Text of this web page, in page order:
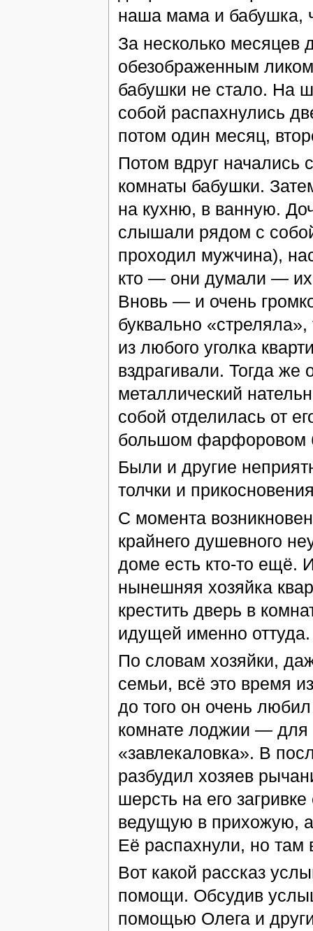
наша мама и бабушка,
За несколько месяцев
обезображенным
бабушки не стало. На
собой распахнулись
потом один месяц,
Потом вдруг начались
комнаты бабушки.
на кухню, в ванную.
слышали рядом с
проходил мужчина),
кто — они думали — их
Вновь — и очень
буквально
из любого уголка
вздрагивали. Тогда
металлический
собой отделилась от
большом фарфоровом
Были и другие
толчки и
С момента
крайнего душевного
доме есть кто-то ещё.
нынешняя хозяйка
крестить дверь в
идущей именно оттуда.
По словам хозяйки,
семьи, всё это время
до того он очень
комнате лоджии — для
«завлекаловка». В
разбудил хозяев
шерсть на его
ведущую в прихожую,
Её распахнули, но там
Вот какой рассказ
помощи. Обсудив
помощью Олега и